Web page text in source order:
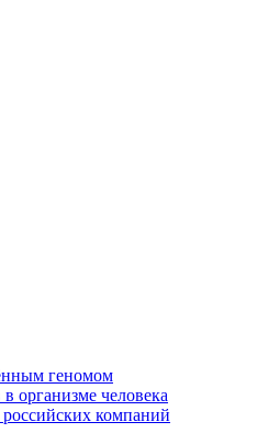
геномом
организме человека
российских компаний